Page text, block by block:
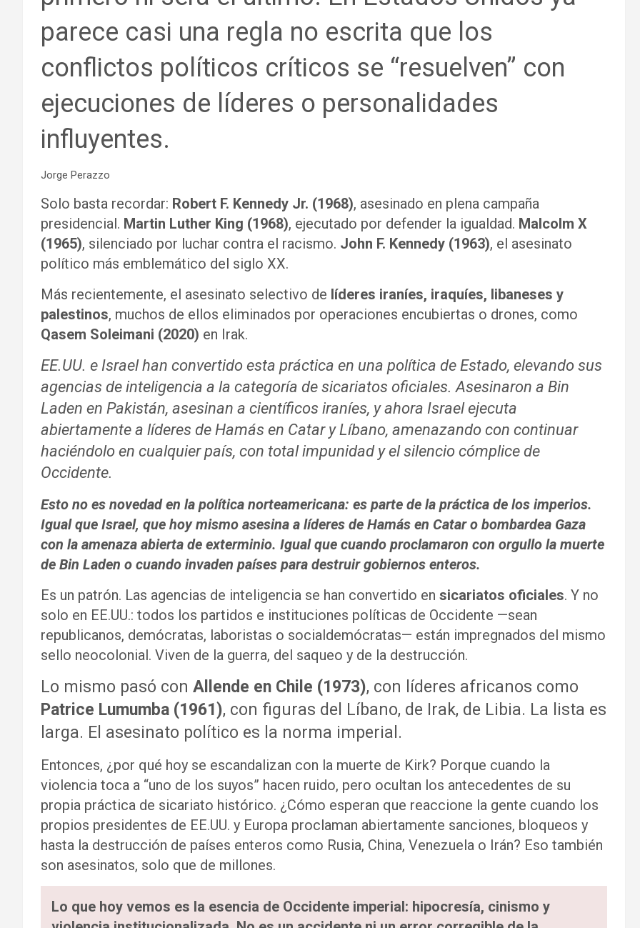
parece casi una regla no escrita que los
conflictos políticos críticos se “resuelven” con
ejecuciones de líderes o personalidades
influyentes.
Jorge Perazzo
Solo basta recordar: Robert F. Kennedy Jr. (1968), asesinado en plena campaña
presidencial. Martin Luther King (1968), ejecutado por defender la igualdad. Malcolm X
(1965), silenciado por luchar contra el racismo. John F. Kennedy (1963), el asesinato
político más emblemático del siglo XX.
Más recientemente, el asesinato selectivo de líderes iraníes, iraquíes, libaneses y
palestinos, muchos de ellos eliminados por operaciones encubiertas o drones, como
Qasem Soleimani (2020) en Irak.
EE.UU. e Israel han convertido esta práctica en una política de Estado, elevando sus
agencias de inteligencia a la categoría de sicariatos oficiales. Asesinaron a Bin
Laden en Pakistán, asesinan a científicos iraníes, y ahora Israel ejecuta
abiertamente a líderes de Hamás en Catar y Líbano, amenazando con continuar
haciéndolo en cualquier país, con total impunidad y el silencio cómplice de
Occidente.
Esto no es novedad en la política norteamericana: es parte de la práctica de los imperios.
Igual que Israel, que hoy mismo asesina a líderes de Hamás en Catar o bombardea Gaza
con la amenaza abierta de exterminio. Igual que cuando proclamaron con orgullo la muerte
de Bin Laden o cuando invaden países para destruir gobiernos enteros.
Es un patrón. Las agencias de inteligencia se han convertido en sicariatos oficiales. Y no
solo en EE.UU.: todos los partidos e instituciones políticas de Occidente —sean
republicanos, demócratas, laboristas o socialdemócratas— están impregnados del mismo
sello neocolonial. Viven de la guerra, del saqueo y de la destrucción.
Lo mismo pasó con Allende en Chile (1973), con líderes africanos como
Patrice Lumumba (1961), con figuras del Líbano, de Irak, de Libia. La lista es
larga. El asesinato político es la norma imperial.
Entonces, ¿por qué hoy se escandalizan con la muerte de Kirk? Porque cuando la
violencia toca a “uno de los suyos” hacen ruido, pero ocultan los antecedentes de su
propia práctica de sicariato histórico. ¿Cómo esperan que reaccione la gente cuando los
propios presidentes de EE.UU. y Europa proclaman abiertamente sanciones, bloqueos y
hasta la destrucción de países enteros como Rusia, China, Venezuela o Irán? Eso también
son asesinatos, solo que de millones.
Lo que hoy vemos es la esencia de Occidente imperial: hipocresía, cinismo y